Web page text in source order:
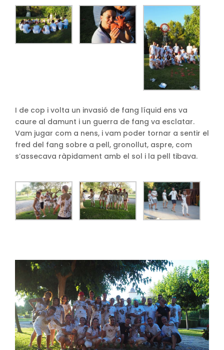
I de cop i volta un invasió de fang líquid ens va
caure al damunt i un guerra de fang va esclatar.
Vam jugar com a nens, i vam poder tornar a sentir el
fred del fang sobre a pell, gronollut, aspre, com
s’assecava ràpidament amb el sol i la pell tibava.